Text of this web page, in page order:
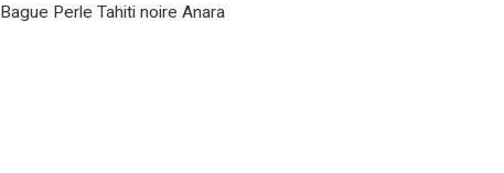
Bague Perle Tahiti noire Anara